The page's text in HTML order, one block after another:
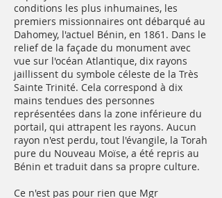
conditions les plus inhumaines, les
premiers missionnaires ont débarqué au
Dahomey, l'actuel Bénin, en 1861. Dans le
relief de la façade du monument avec
vue sur l'océan Atlantique, dix rayons
jaillissent du symbole céleste de la Très
Sainte Trinité. Cela correspond à dix
mains tendues des personnes
représentées dans la zone inférieure du
portail, qui attrapent les rayons. Aucun
rayon n'est perdu, tout l'évangile, la Torah
pure du Nouveau Moïse, a été repris au
Bénin et traduit dans sa propre culture.
Ce n'est pas pour rien que Mgr